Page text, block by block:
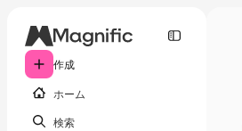
作成
ホーム
検索